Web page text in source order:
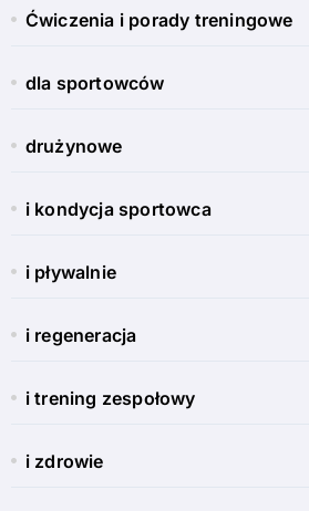
Ćwiczenia i porady treningowe
dla sportowców
drużynowe
i kondycja sportowca
i pływalnie
i regeneracja
i trening zespołowy
i zdrowie